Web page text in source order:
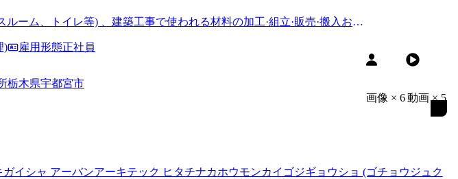
る材料の加工·組立·販売·搬入およ
) 雇用形態正社員
栃木県宇都宮市
画像 × 6 動画×5
ガイシャ アーバンアーキテック ヒタチナカホウモンカイゴジギョウショ (ゴチョウジュク